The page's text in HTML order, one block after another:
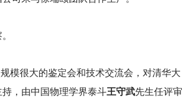
模很大的鉴定会和技术交流会，对清华大
，由中国物理学界泰斗王守武先生任评审